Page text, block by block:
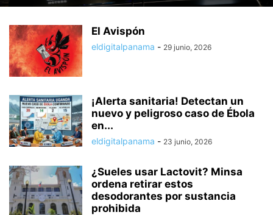
El Avispón
eldigitalpanama - 29 junio, 2026
¡Alerta sanitaria! Detectan un
nuevo y peligroso caso de Ébola
en...
eldigitalpanama - 23 junio, 2026
¿Sueles usar Lactovit? Minsa
ordena retirar estos
desodorantes por sustancia
prohibida